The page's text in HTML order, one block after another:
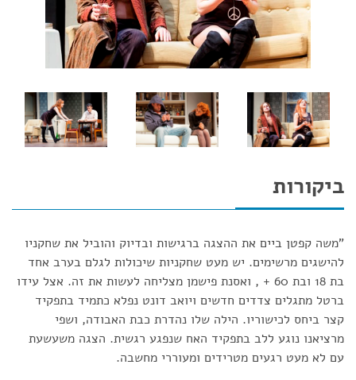
ביקורות
"משה קפטן ביים את ההצגה ברגישות ובדיוק והוביל את שחקניו
להישגים מרשימים. יש מעט שחקניות שיכולות לגלם בערב אחד
בת 18 ובת 60 + , ואסנת פישמן מצליחה לעשות את זה. אצל עידו
ברטל מתגלים צדדים חדשים ויואב דונט נפלא כתמיד בתפקיד
קצר ביחס לכישוריו. הילה שלו נהדרת כבת האבודה, ושפי
מרציאנו נוגע ללב בתפקיד האח שנפגע רגשית. הצגה משעשעת
עם לא מעט רגעים מטרידים ומעוררי מחשבה.